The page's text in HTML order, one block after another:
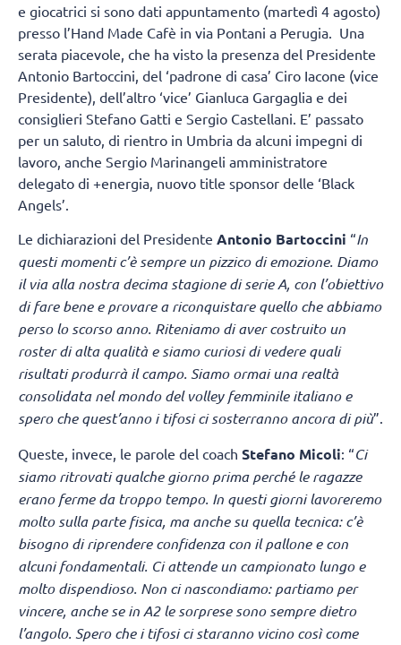
e giocatrici si sono dati appuntamento (martedì 4 agosto)
presso l’Hand Made Cafè in via Pontani a Perugia. Una
serata piacevole, che ha visto la presenza del Presidente
Antonio Bartoccini, del ‘padrone di casa’ Ciro Iacone (vice
Presidente), dell’altro ‘vice’ Gianluca Gargaglia e dei
consiglieri Stefano Gatti e Sergio Castellani. E’ passato
per un saluto, di rientro in Umbria da alcuni impegni di
lavoro, anche Sergio Marinangeli amministratore
delegato di +energia, nuovo title sponsor delle ‘Black
Angels’.
Le dichiarazioni del Presidente Antonio Bartoccini “In
questi momenti c’è sempre un pizzico di emozione. Diamo
il via alla nostra decima stagione di serie A, con l’obiettivo
di fare bene e provare a riconquistare quello che abbiamo
perso lo scorso anno. Riteniamo di aver costruito un
roster di alta qualità e siamo curiosi di vedere quali
risultati produrrà il campo. Siamo ormai una realtà
consolidata nel mondo del volley femminile italiano e
spero che quest’anno i tifosi ci sosterranno ancora di più”.
Queste, invece, le parole del coach Stefano Micoli: “Ci
siamo ritrovati qualche giorno prima perché le ragazze
erano ferme da troppo tempo. In questi giorni lavoreremo
molto sulla parte fisica, ma anche su quella tecnica: c’è
bisogno di riprendere confidenza con il pallone e con
alcuni fondamentali. Ci attende un campionato lungo e
molto dispendioso. Non ci nascondiamo: partiamo per
vincere, anche se in A2 le sorprese sono sempre dietro
l’angolo. Spero che i tifosi ci staranno vicino così come